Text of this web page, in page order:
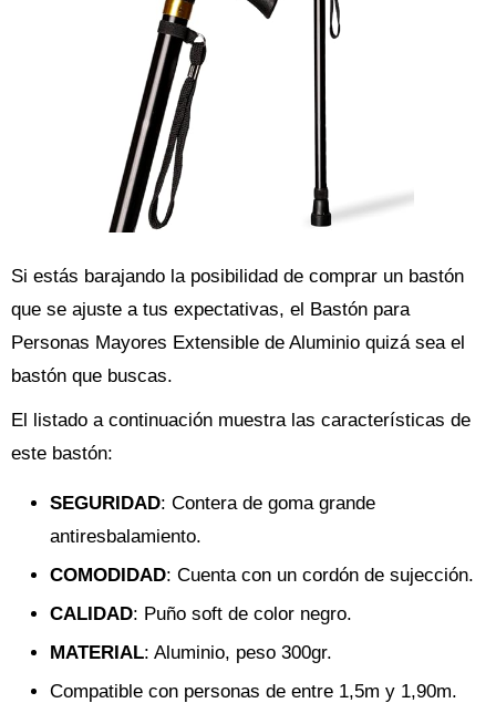
Si estás barajando la posibilidad de comprar un bastón
que se ajuste a tus expectativas, el Bastón para
Personas Mayores Extensible de Aluminio quizá sea el
bastón que buscas.
El listado a continuación muestra las características de
este bastón:
SEGURIDAD: Contera de goma grande
antiresbalamiento.
COMODIDAD: Cuenta con un cordón de sujección.
CALIDAD: Puño soft de color negro.
MATERIAL: Aluminio, peso 300gr.
Compatible con personas de entre 1,5m y 1,90m.